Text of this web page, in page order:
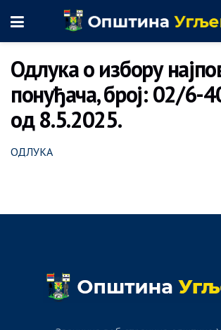
Одлука о избору
понуђача, број: 02/6-
од 8.5.2025.
ОДЛУКА